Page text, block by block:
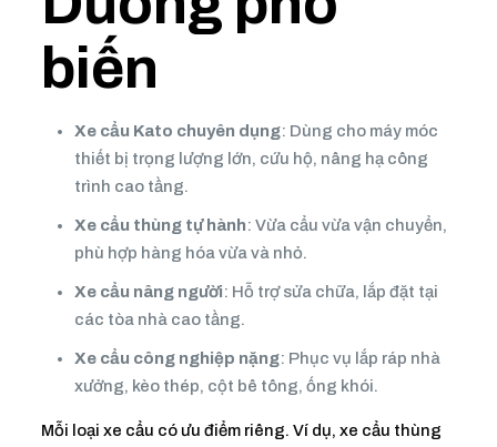
biến
Xe cẩu Kato chuyên dụng: Dùng cho máy móc
thiết bị trọng lượng lớn, cứu hộ, nâng hạ công
trình cao tầng.
Xe cẩu thùng tự hành: Vừa cẩu vừa vận chuyển,
phù hợp hàng hóa vừa và nhỏ.
Xe cẩu nâng người: Hỗ trợ sửa chữa, lắp đặt tại
các tòa nhà cao tầng.
Xe cẩu công nghiệp nặng: Phục vụ lắp ráp nhà
xưởng, kèo thép, cột bê tông, ống khói.
Mỗi loại xe cẩu có ưu điểm riêng. Ví dụ, xe cẩu thùng